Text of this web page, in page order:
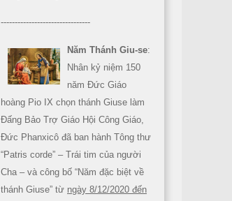
--------------------------------
Năm Thánh Giu-se:
Nhân kỷ niệm 150
năm Đức Giáo
hoàng Pio IX chọn thánh Giuse làm
Đấng Bảo Trợ Giáo Hội Công Giáo,
Đức Phanxicô đã ban hành Tông thư
“Patris corde” – Trái tim của người
Cha – và công bố “Năm đặc biệt về
thánh Giuse” từ ngày 8/12/2020 đến